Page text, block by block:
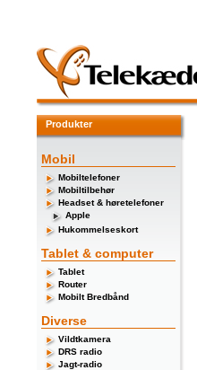
Produkter
Mobil
Mobiltelefoner
Mobiltilbehør
Headset & høretelefoner
Apple
Hukommelseskort
Tablet & computer
Tablet
Router
Mobilt Bredbånd
Diverse
Vildtkamera
DRS radio
Jagt-radio